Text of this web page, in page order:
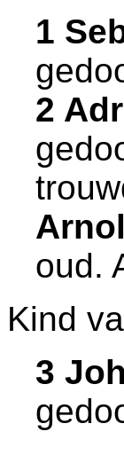
1
2
oud.
Kind
3